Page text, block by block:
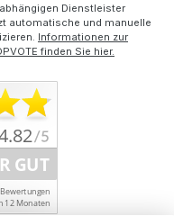
Dienstleister
automatische und manuelle
Informationen zur
finden Sie hier.